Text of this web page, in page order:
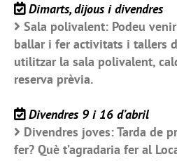
Dimarts, dijous i divendres
Sala polivalent: Podeu
ballar i fer activitats i tallers
utilitzar la sala polivalent,
reserva prèvia.
Divendres 9 i 16 d’abril
Divendres joves: Tarda de
fer? Què t’agradaria fer al